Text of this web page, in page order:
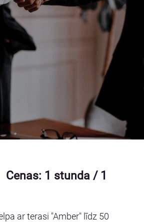
1 stunda / 1
ar terasi "Amber" līdz 50